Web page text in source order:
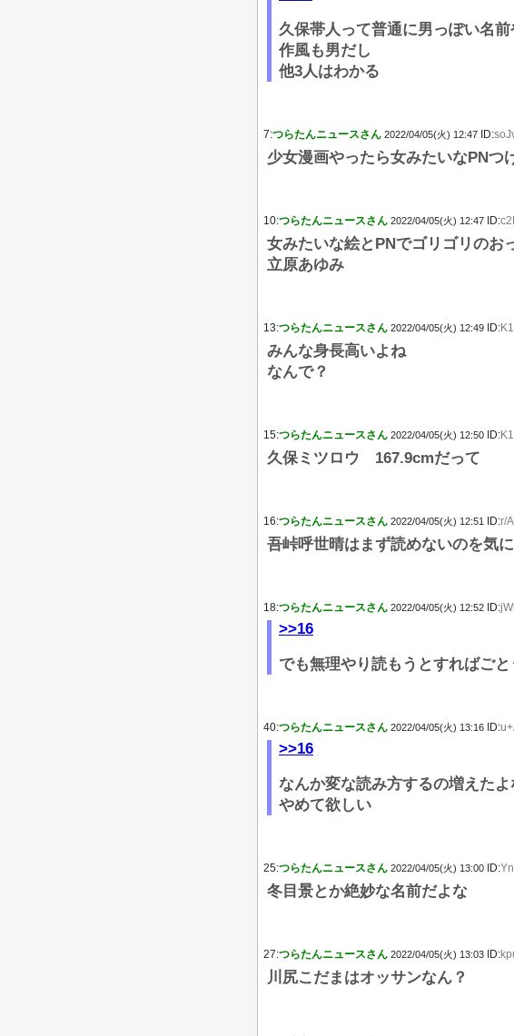
久保帯人って普通に男っぽい名前
作風も男だし
他3人はわかる
7:つらたんニュースさん 2022/04/05(火) 12:47 ID:
少女漫画やったら女みたいなPNつ
10:つらたんニュースさん 2022/04/05(火) 12:47 ID:
女みたいな絵とPNでゴリゴリのお
立原あゆみ
13:つらたんニュースさん 2022/04/05(火) 12:49 ID:
みんな身長高いよね
なんで？
15:つらたんニュースさん 2022/04/05(火) 12:50 ID:
久保ミツロウ 167.9cmだって
16:つらたんニュースさん 2022/04/05(火) 12:51 ID:r/
吾峠呼世晴はまず読めないのを気
18:つらたんニュースさん 2022/04/05(火) 12:52 ID:
>>16
でも無理やり読もうとすればご
40:つらたんニュースさん 2022/04/05(火) 13:16 ID:
>>16
なんか変な読み方するの増えたよ
やめて欲しい
25:つらたんニュースさん 2022/04/05(火) 13:00 ID:
冬目景とか絶妙な名前だよな
27:つらたんニュースさん 2022/04/05(火) 13:03 ID:
川尻こだまはオッサンなん？